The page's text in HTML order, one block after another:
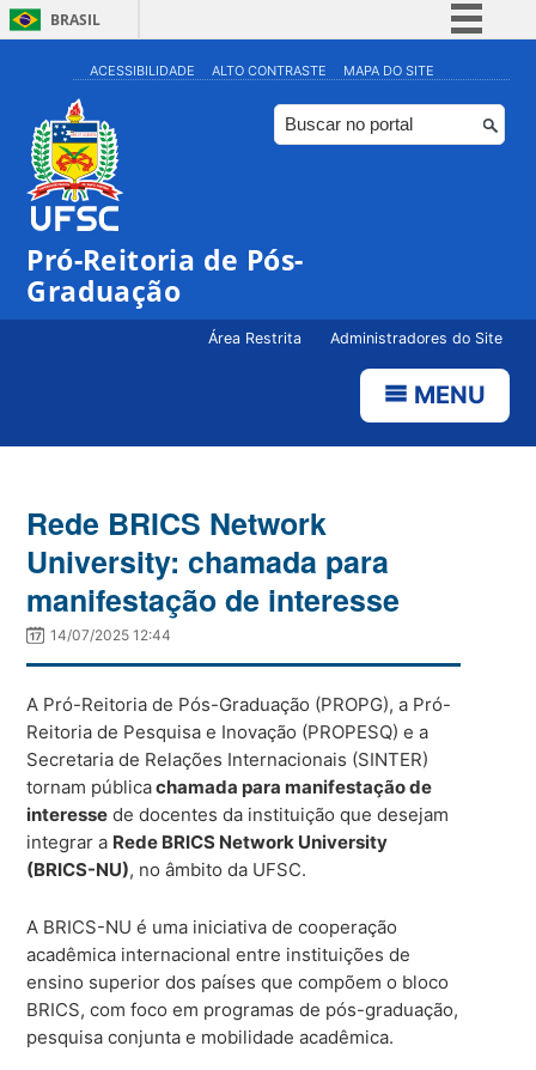
BRASIL
Simplifique!
Comunica BR
Participe
ACESSIBILIDADE ALTO CONTRASTE MAPA DO SITE
Pró-Reitoria de Pós-
Graduação
Área Restrita Administradores do Site
MENU
Rede BRICS Network
University: chamada para
manifestação de interesse
14/07/2025 12:44
A Pró-Reitoria de Pós-Graduação (PROPG), a Pró-
Reitoria de Pesquisa e Inovação (PROPESQ) e a
Secretaria de Relações Internacionais (SINTER)
tornam públicachamada para manifestação de
interesse de docentes da instituição que desejam
integrar a Rede BRICS Network University
(BRICS-NU), no âmbito da UFSC.
A BRICS-NU é uma iniciativa de cooperação
acadêmica internacional entre instituições de
ensino superior dos países que compõem o bloco
BRICS, com foco em programas de pós-graduação,
pesquisa conjunta e mobilidade acadêmica.